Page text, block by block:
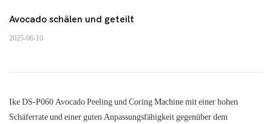
Avocado schälen und geteilt
2025-06-10
Ike DS-P060 Avocado Peeling und Coring Machine mit einer hohen
Schäferrate und einer guten Anpassungsfähigkeit gegenüber dem